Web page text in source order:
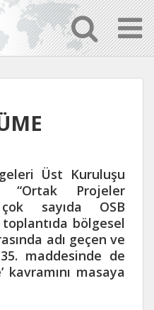
Üst Kuruluşu
“Ortak Projeler
sayıda OSB
toplantıda bölgesel
adı geçen ve
maddesinde de
kavramını masaya